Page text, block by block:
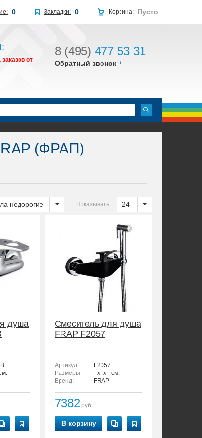
от
8 (495) 477 53 31
Обратный звонок
(ФРАП)
Показывать: 24
недорогие
душа
Смеситель для душа
FRAP F2057
Артикул:
F2057
Размеры:
–x–x– см.
Бренд:
FRAP
7382 руб.
В корзину
Корзина: Пусто
Закладки: 0
0